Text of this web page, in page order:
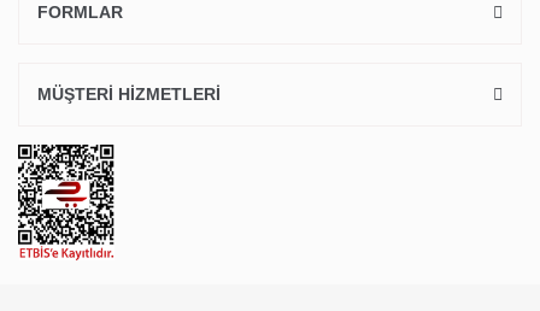
FORMLAR
MÜŞTERİ HİZMETLERİ